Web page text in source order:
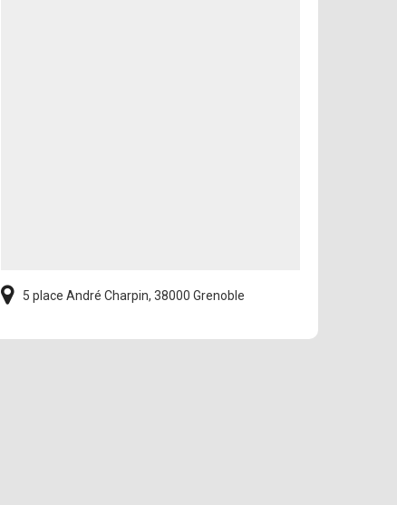
5 place André Charpin, 38000 Grenoble